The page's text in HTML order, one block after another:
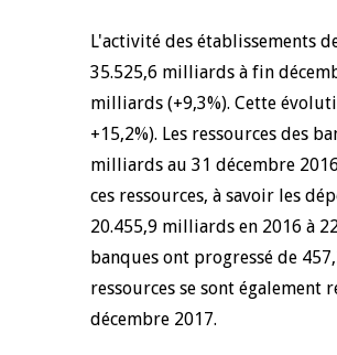
L'activité des établissements
35.525,6 milliards à fin
milliards (+9,3%). Cette
+15,2%). Les ressources des
milliards au 31 décembre
ces ressources, à savoir les
20.455,9 milliards en 2016 à
banques ont progressé de
ressources se sont
décembre 2017.
d'ouverture du Comité de
Monétaire de la BCEAO du 4
2026, prononcée par son Président
Jean-Claude Kassi BROU